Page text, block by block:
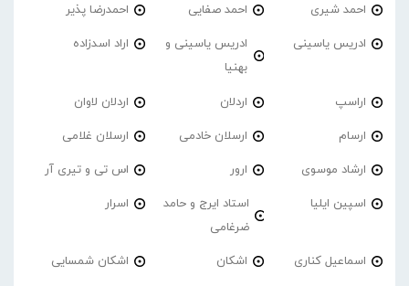
احمد شیری احمد صفایی احمدرضا پذیر
ادریس یاسینی
ادریس یاسینی و
بهنیا
اراد اسدزاده
اراسپ اردلان اردلان لاوان
ارسام ارسلان خادمی ارسلان غلامی
ارشاد موسوی ارور اس تی و تیری آر
اسپین ایلیا
استاد ایرج و حامد
ضرغامی
اسرار
اسماعیل کناری اشکان اشکان شمسایی